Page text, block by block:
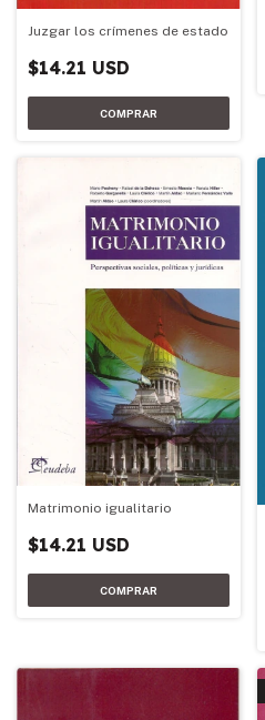
Juzgar los crímenes de estado
$14.21 USD
Matrimonio igualitario
$14.21 USD